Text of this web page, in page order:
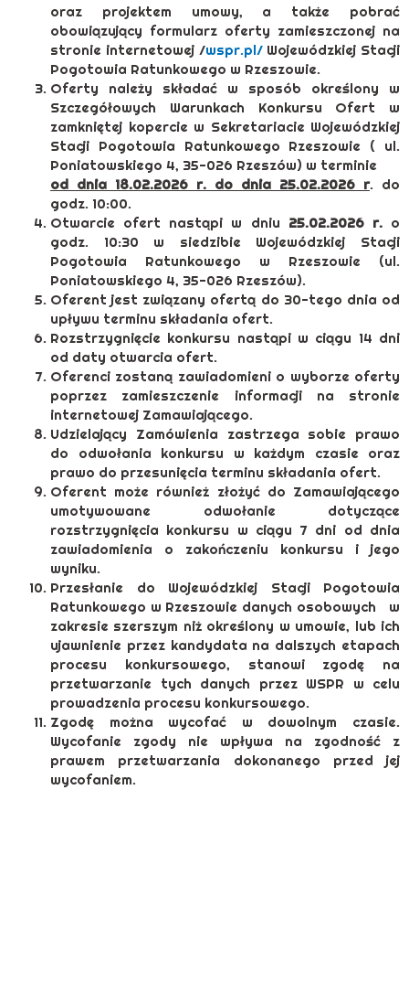
oraz projektem umowy, a także pobrać
obowiązujący formularz oferty zamieszczonej na
stronie internetowej /wspr.pl/Wojewódzkiej Stacji
Pogotowia Ratunkowego w Rzeszowie.
Oferty należy składać w sposób określony w
Szczegółowych Warunkach Konkursu Ofert w
zamkniętej kopercie w Sekretariacie Wojewódzkiej
Stacji Pogotowia Ratunkowego Rzeszowie ( ul.
Poniatowskiego 4, 35-026 Rzeszów) w terminie
od dnia 18.02.2026 r. do dnia 25.02.2026 r. do
godz. 10:00.
Otwarcie ofert nastąpi w dniu 25.02.2026 r.o
godz. 10:30 w siedzibie Wojewódzkiej Stacji
Pogotowia Ratunkowego w Rzeszowie (ul.
Poniatowskiego 4, 35-026 Rzeszów).
Oferent jest związany ofertą do 30-tego dnia od
upływu terminu składania ofert.
Rozstrzygnięcie konkursu nastąpi w ciągu 14 dni
od daty otwarcia ofert.
Oferenci zostaną zawiadomieni o wyborze oferty
poprzez zamieszczenie informacji na stronie
internetowej Zamawiającego.
Udzielający Zamówienia zastrzega sobie prawo
do odwołania konkursu w każdym czasie oraz
prawo do przesunięcia terminu składania ofert.
Oferent może również złożyć do Zamawiającego
umotywowane odwołanie dotyczące
rozstrzygnięcia konkursu w ciągu 7 dni od dnia
zawiadomienia o zakończeniu konkursu i jego
wyniku.
Przesłanie do Wojewódzkiej Stacji Pogotowia
Ratunkowego w Rzeszowie danych osobowych w
zakresie szerszym niż określony w umowie, lub ich
ujawnienie przez kandydata na dalszych etapach
procesu konkursowego, stanowi zgodę na
przetwarzanie tych danych przez WSPR w celu
prowadzenia procesu konkursowego.
Zgodę można wycofać w dowolnym czasie.
Wycofanie zgody nie wpływa na zgodność z
prawem przetwarzania dokonanego przed jej
wycofaniem.